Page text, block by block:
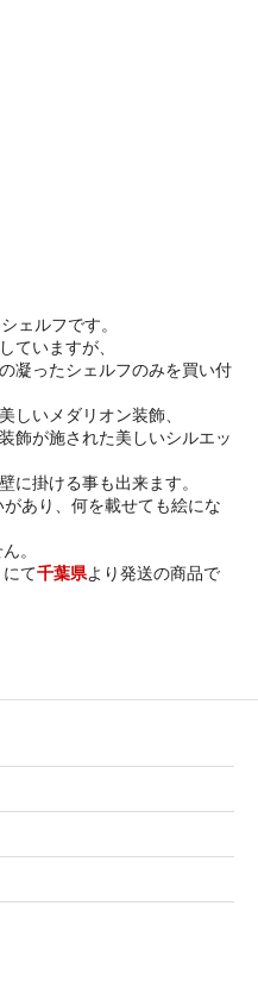
ェルフです。
ていますが、
凝ったシェルフのみを買い付
しいメダリオン装飾、
飾が施された美しいシルエッ
に掛ける事も出来ます。
あり、何を載せても絵にな
。
て千葉県より発送の商品で